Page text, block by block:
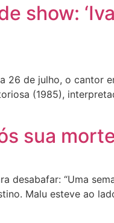
show:
26 de julho, o cantor
(1985),
sua
desabafar: “Uma
Malu esteve ao